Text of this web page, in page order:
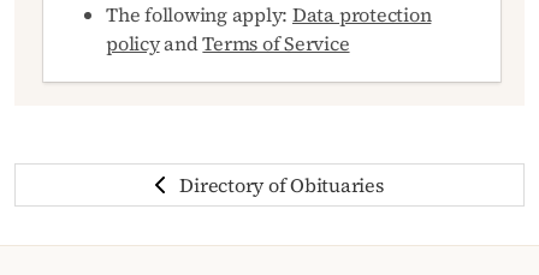
The following apply: Data protection
policyandTerms of Service
Directory of Obituaries